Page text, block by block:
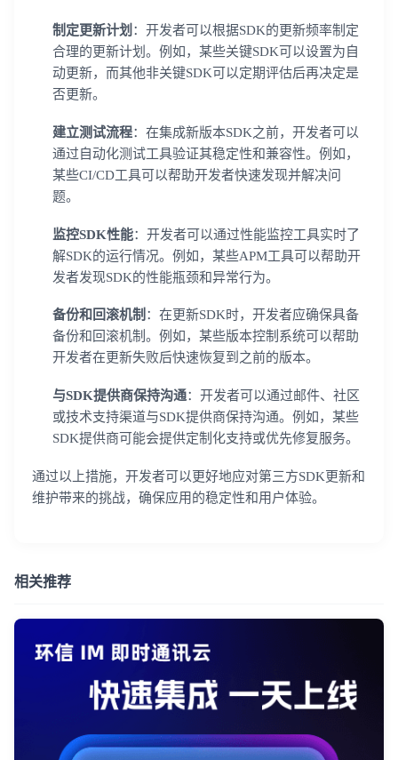
制定更新计划 ：开发者可以根据SDK的更新频率制定
合理的更新计划。例如，某些关键SDK可以设置为自
动更新，而其他非关键SDK可以定期评估后再决定是
否更新。
建立测试流程：在集成新版本SDK之前，开发者可以
通过自动化测试工具验证其稳定性和兼容性。例如，
某些CI/CD工具可以帮助开发者快速发现并解决问
题。
监控SDK性能：开发者可以通过性能监控工具实时了
解SDK的运行情况。例如，某些APM工具可以帮助开
发者发现SDK的性能瓶颈和异常行为。
备份和回滚机制 ：在更新SDK时，开发者应确保具备
备份和回滚机制。例如，某些版本控制系统可以帮助
开发者在更新失败后快速恢复到之前的版本。
与SDK提供商保持沟通：开发者可以通过邮件、社区
或技术支持渠道与SDK提供商保持沟通。例如，某些
SDK提供商可能会提供定制化支持或优先修复服务。
通过以上措施，开发者可以更好地应对第三方SDK更新和
维护带来的挑战，确保应用的稳定性和用户体验。
相关推荐
我已阅读并同意通讯云服务条款和通讯云隐私政策
提交
不了，谢谢
登录客服云